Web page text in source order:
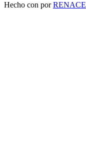
Hecho con porRENACE